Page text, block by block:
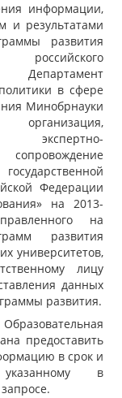
информации,
и результатами
развития
Департамент
в сфере
Минобрнауки
экспертно-
Федерации
на 2013-
на
развития
университетов,
лицу
данных
развития.
предоставить
в срок и
в